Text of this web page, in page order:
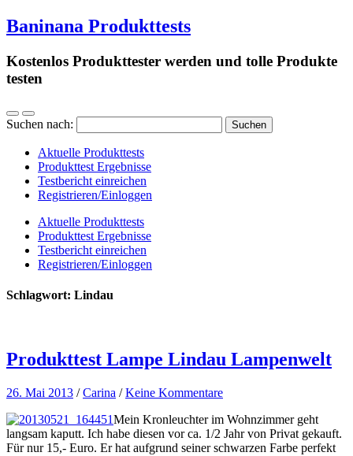
Baninana Produkttests
Kostenlos Produkttester werden und tolle Produkte
testen
Suchen nach:
Aktuelle Produkttests
Produkttest Ergebnisse
Testbericht einreichen
Registrieren/Einloggen
Aktuelle Produkttests
Produkttest Ergebnisse
Testbericht einreichen
Registrieren/Einloggen
Schlagwort: Lindau
Produkttest Lampe Lindau Lampenwelt
26. Mai 2013 /Carina /Keine Kommentare
Mein Kronleuchter im Wohnzimmer geht
langsam kaputt. Ich habe diesen vor ca. 1/2 Jahr von Privat gekauft.
Für nur 15,- Euro. Er hat aufgrund seiner schwarzen Farbe perfekt